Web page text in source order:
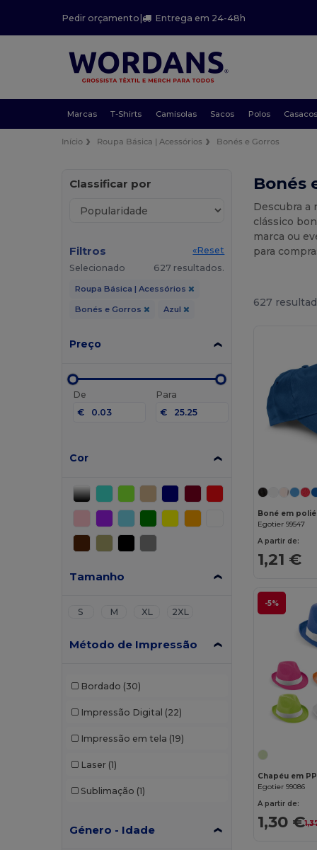
Pedir orçamento| Entrega em 24-48h
Marcas T-Shirts Camisolas Sacos Polos Casacos
Início Roupa Básica | Acessórios Bonés e Gorros
Classificar por
Filtros
«Reset
Selecionado
627 resultados.
Roupa Básica | Acessórios
Bonés e Gorros Azul
Preço
De
€
Para
€
Cor
Tamanho
S M XL 2XL
Método de Impressão
Bordado (30)
Impressão Digital (22)
Impressão em tela (19)
Laser (1)
Sublimação (1)
Género - Idade
Bonés
Descubra a
clássico
marca ou
para
627
Boné em
Egotier 99547
A partir de:
1,21 €
-5%
Egotier 99086
A partir de:
1,30 €